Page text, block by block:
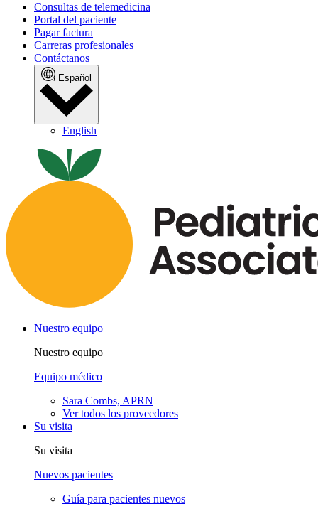
Consultas de telemedicina
Portal del paciente
Pagar factura
Carreras profesionales
Contáctanos
Español
English
Nuestro equipo
Nuestro equipo
Equipo médico
Sara Combs, APRN
Ver todos los proveedores
Su visita
Su visita
Nuevos pacientes
Guía para pacientes nuevos